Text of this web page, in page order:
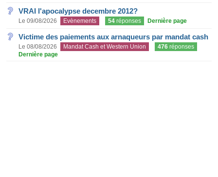
VRAI l'apocalypse decembre 2012?
Le 09/08/2026 Evènements 54 réponses Dernière page
Victime des paiements aux arnaqueurs par mandat cash
Le 08/08/2026 Mandat Cash et Western Union 476 réponses
Dernière page